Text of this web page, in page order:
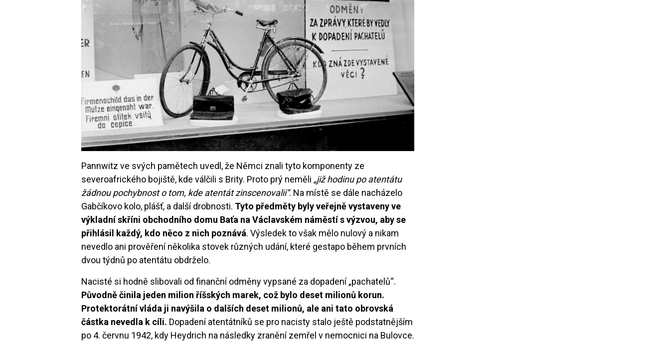
Pannwitz ve svých pamětech uvedl, že Němci znali tyto komponenty ze
severoafrického bojiště, kde válčili s Brity. Proto prý neměli „již hodinu po atentátu
žádnou pochybnost o tom, kde atentát zinscenovalii“. Na místě se dále nacházelo
Gabčíkovo kolo, plášť, a další drobnosti. Tyto předměty byly veřejně vystaveny ve
výkladní skříni obchodního domu Baťa na Václavském náměstí s výzvou, aby se
přihlásil každý, kdo něco z nich poznává. Výsledek to však mělo nulový a nikam
nevedlo ani prověření několika stovek různých udání, které gestapo během prvních
dvou týdnů po atentátu obdrželo.
Nacisté si hodně slibovali od finanční odměny vypsané za dopadení „pachatelů“.
Původně činila jeden milion říšských marek, což bylo deset milionů korun.
Protektorátní vláda ji navýšila o dalších deset milionů, ale ani tato obrovská
částka nevedla k cíli. Dopadení atentátníků se pro nacisty stalo ještě podstatnějším
po 4. červnu 1942, kdy Heydrich na následky zranění zemřel v nemocnici na Bulovce.